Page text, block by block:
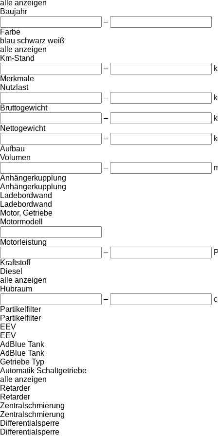
alle anzeigen
Baujahr
–
Farbe
blau schwarz weiß
alle anzeigen
Km-Stand
–
Merkmale
Nutzlast
–
Bruttogewicht
–
Nettogewicht
–
Aufbau
Volumen
–
Anhängerkupplung
Anhängerkupplung
Ladebordwand
Ladebordwand
Motor, Getriebe
Motormodell
Motorleistung
–
Kraftstoff
Diesel
alle anzeigen
Hubraum
–
Partikelfilter
Partikelfilter
EEV
EEV
AdBlue Tank
AdBlue Tank
Getriebe Typ
Automatik Schaltgetriebe
alle anzeigen
Retarder
Retarder
Zentralschmierung
Zentralschmierung
Differentialsperre
Differentialsperre